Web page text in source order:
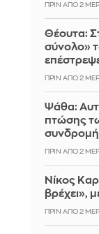
ΠΡΙΝ ΑΠΌ 2
Θέουτα:
σύνολο»
ΠΡΙΝ ΑΠΌ 2
Ψάθα:
πτώσης
συνδρομή
ΠΡΙΝ ΑΠΌ 2
Νίκος
βρέχει»,
ΠΡΙΝ ΑΠΌ 2